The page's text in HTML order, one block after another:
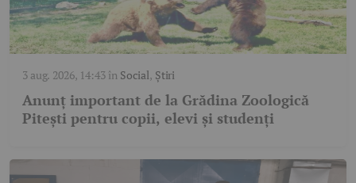
3 aug. 2026, 14:43în Social, Știri
Anunț important de la Grădina Zoologică
Pitești pentru copii, elevi și studenți